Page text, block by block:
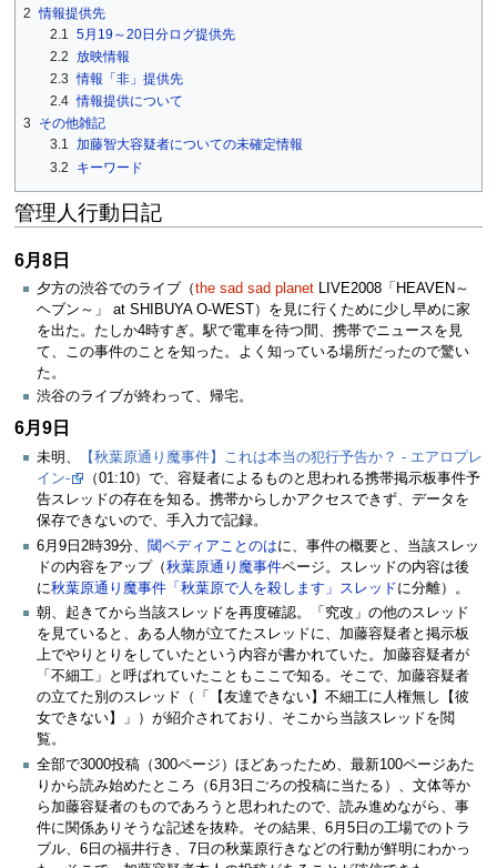
2 情報提供先
2.1
5月19～20日分ログ提供先
2.2 放映情報
2.3 情報「非」提供先
2.4 情報提供について
3
その他雑記
3.1 加藤智大容疑者についての未確定情報
3.2
キーワード
管理人行動日記
6月8日
夕方の渋谷でのライブ（the sad sad planet LIVE2008「HEAVEN～
ヘブン～」 at SHIBUYA O-WEST）を見に行くために少し早めに家
を出た。たしか4時すぎ。駅で電車を待つ間、携帯でニュースを見
て、この事件のことを知った。よく知っている場所だったので驚い
た。
渋谷のライブが終わって、帰宅。
6月9日
未明、
【秋葉原通り魔事件】これは本当の犯行予告か？ - エアロプレ
イン-
（01:10）で、容疑者によるものと思われる携帯掲示板事件予
告スレッドの存在を知る。携帯からしかアクセスできず、データを
保存できないので、手入力で記録。
6月9日2時39分、 閾ペディアことのはに、事件の概要と、当該スレッ
ドの内容をアップ（秋葉原通り魔事件ページ。スレッドの内容は後
に秋葉原通り魔事件「秋葉原で人を殺します」スレッドに分離）。
朝、起きてから当該スレッドを再度確認。「究改」の他のスレッド
を見ていると、ある人物が立てたスレッドに、加藤容疑者と掲示板
上でやりとりをしていたという内容が書かれていた。加藤容疑者が
「不細工」と呼ばれていたこともここで知る。そこで、加藤容疑者
の立てた別のスレッド（「【友達できない】不細工に人権無し【彼
女できない】」）が紹介されており、そこから当該スレッドを閲
覧。
全部で3000投稿（300ページ）ほどあったため、最新100ページあた
りから読み始めたところ（6月3日ごろの投稿に当たる）、文体等か
ら加藤容疑者のものであろうと思われたので、読み進めながら、事
件に関係ありそうな記述を抜粋。その結果、6月5日の工場でのトラ
ブル、6日の福井行き、7日の秋葉原行きなどの行動が鮮明にわかっ